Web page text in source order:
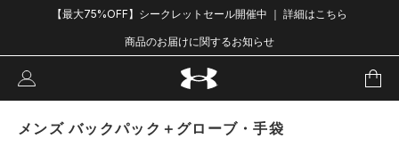
【最大75%OFF】シークレットセール開催中 ｜ 詳細はこちら
商品のお届けに関するお知らせ
メンズ バックパック＋グローブ・手袋